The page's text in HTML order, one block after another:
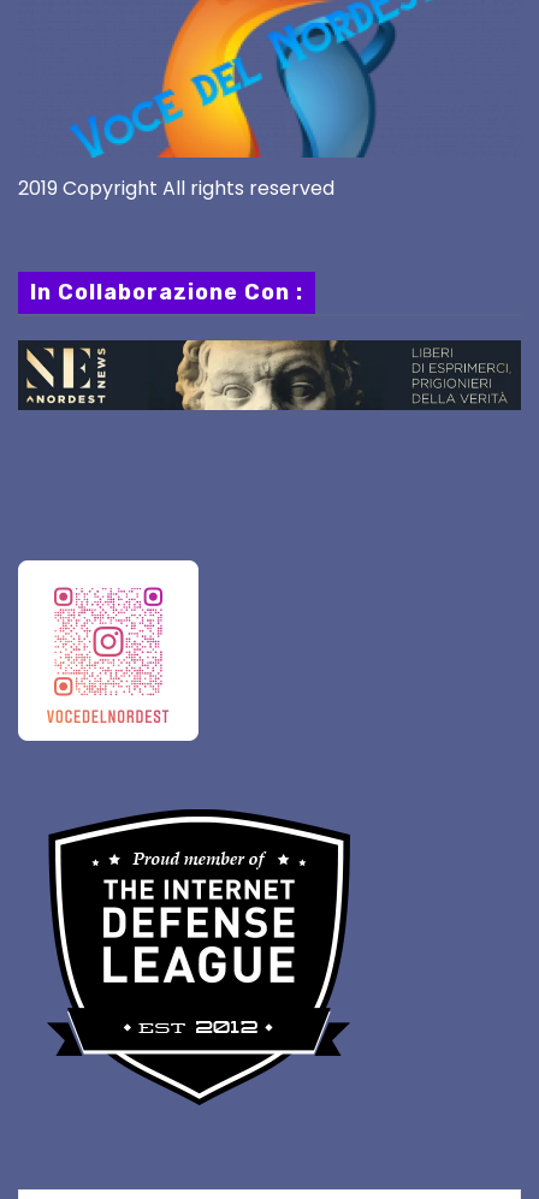
2019 Copyright All rights reserved
In Collaborazione Con :